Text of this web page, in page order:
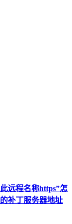
远程名称https”怎
补丁服务器地址